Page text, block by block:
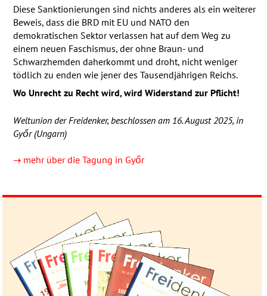
Diese Sanktionierungen sind nichts anderes als ein weiterer
Beweis, dass die BRDmit EU und NATO den
demokratischen Sektor verlassen hat auf dem Weg zu
einem neuen Faschismus, der ohne Braun- und
Schwarzhemden daherkommt und droht, nicht weniger
tödlich zu enden wie jener des Tausendjährigen Reichs.
Wo Unrecht zu Recht wird, wird Widerstand zur Pflicht!
Weltunion der Freidenker, beschlossen am 16. August 2025, in
Győr (Ungarn)
→ mehr über die Tagung in Győr